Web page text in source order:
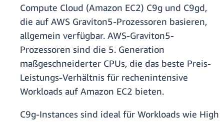
Compute Cloud (Amazon EC2) C9g und C9gd,
die auf AWS Graviton5-Prozessoren basieren,
allgemein verfügbar. AWS-Graviton5-
Prozessoren sind die 5. Generation
maßgeschneiderter CPUs, die das beste Preis-
Leistungs-Verhältnis für rechenintensive
Workloads auf Amazon EC2 bieten.
C9g-Instances sind ideal für Workloads wie High